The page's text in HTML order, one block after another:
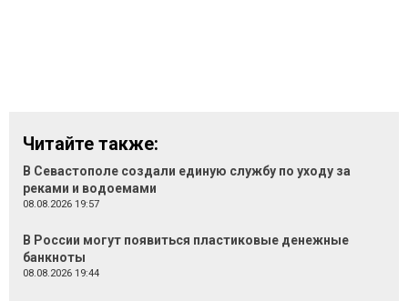
Читайте также:
В Севастополе создали единую службу по уходу за
реками и водоемами
08.08.2026 19:57
В России могут появиться пластиковые денежные
банкноты
08.08.2026 19:44